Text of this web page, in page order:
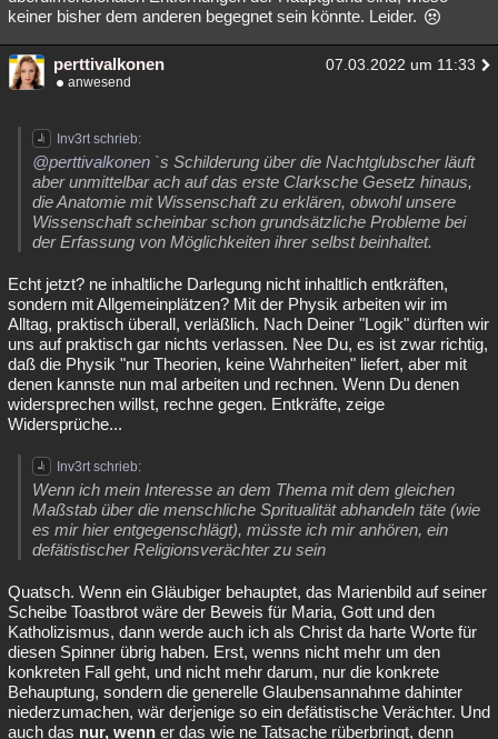
keiner bisher dem anderen begegnet sein könnte. Leider.
perttivalkonen 07.03.2022 um 11:33
anwesend
Inv3rt schrieb:
@perttivalkonen `s Schilderung über die Nachtglubscher läuft
aber unmittelbar ach auf das erste Clarksche Gesetz hinaus,
die Anatomie mit Wissenschaft zu erklären, obwohl unsere
Wissenschaft scheinbar schon grundsätzliche Probleme bei
der Erfassung von Möglichkeiten ihrer selbst beinhaltet.
Echt jetzt? ne inhaltliche Darlegung nicht inhaltlich entkräften,
sondern mit Allgemeinplätzen? Mit der Physik arbeiten wir im
Alltag, praktisch überall, verläßlich. Nach Deiner "Logik" dürften wir
uns auf praktisch gar nichts verlassen. Nee Du, es ist zwar richtig,
daß die Physik "nur Theorien, keine Wahrheiten" liefert, aber mit
denen kannste nun mal arbeiten und rechnen. Wenn Du denen
widersprechen willst, rechne gegen. Entkräfte, zeige
Widersprüche...
Inv3rt schrieb:
Wenn ich mein Interesse an dem Thema mit dem gleichen
Maßstab über die menschliche Spritualität abhandeln täte (wie
es mir hier entgegenschlägt), müsste ich mir anhören, ein
defätistischer Religionsverächter zu sein
Quatsch. Wenn ein Gläubiger behauptet, das Marienbild auf seiner
Scheibe Toastbrot wäre der Beweis für Maria, Gott und den
Katholizismus, dann werde auch ich als Christ da harte Worte für
diesen Spinner übrig haben. Erst, wenns nicht mehr um den
konkreten Fall geht, und nicht mehr darum, nur die konkrete
Behauptung, sondern die generelle Glaubensannahme dahinter
niederzumachen, wär derjenige so ein defätistische Verächter. Und
auch das nur, wenn er das wie ne Tatsache rüberbringt, denn